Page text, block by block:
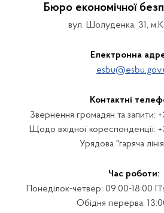
Бюро економічної
вул. Шолуденка, 31,
Електронна
Контактні
Звернення громадян та запити:
Щодо вхідної кореспонденції:
Урядова "гаряча
Час роботи:
Понеділок-четвер: 09:00-18:00
Обідня перерва: